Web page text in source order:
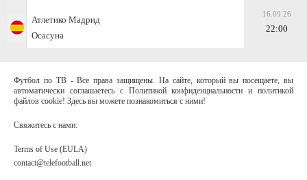
Атлетико Мадрид
Осасуна
16.09.26
22:00
Футбол по ТВ - Все права защищены. На сайте, который вы посещаете, вы
автоматически соглашаетесь с Политикой конфиденциальности и политикой
файлов cookie! Здесь вы можете познакомиться с ними!
Свяжитесь с нами:
Terms of Use (EULA)
contact@telefootball.net